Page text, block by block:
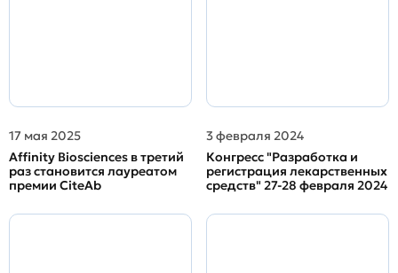
17 мая 2025
Affinity Biosciences в третий
раз становится лауреатом
премии CiteAb
3 февраля 2024
Конгресс "Разработка и
регистрация лекарственных
средств" 27-28 февраля 2024